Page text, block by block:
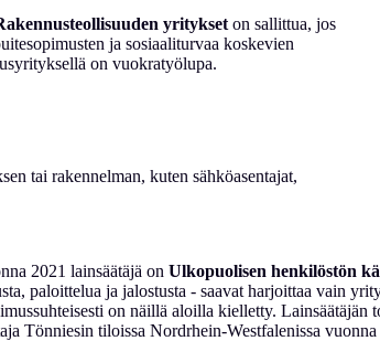
yritykset on sallittua, jos
ja sosiaaliturvaa koskevien
on vuokratyölupa.
tai rakennelman, kuten sähköasentajat,
2021 lainsäätäjä on Ulkopuolisen henkilöstön
paloittelua ja jalostusta - saavat harjoittaa vain
on näillä aloilla kielletty. Lainsäätäjän
Tönniesin tiloissa Nordrhein-Westfalenissa vuonna